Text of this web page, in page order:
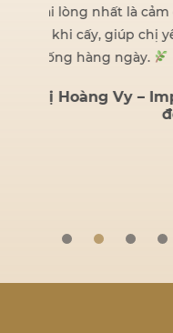
Khoa Đức An.
trồng 2 Implant
ngờ: “Trồng 2
về nhà chỉ hơi ê
mình nghĩ.” –